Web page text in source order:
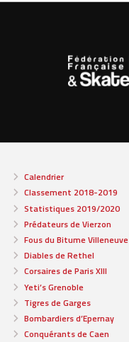
Calendrier
Classement 2018-2019
Statistiques 2019/2020
Prédateurs de Vierzon
Fous du Bitume Villeneuve
Diables de Rethel
Corsaires de Paris XIII
Yeti’s Grenoble
Tigres de Garges
Bombardiers d’Epernay
Conquérants de Caen